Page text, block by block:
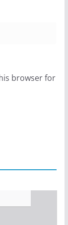
browser for